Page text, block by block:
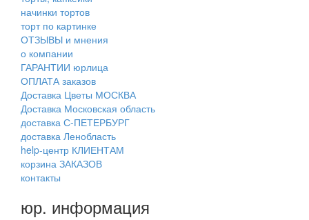
начинки тортов
торт по картинке
ОТЗЫВЫ и мнения
о компании
ГАРАНТИИ юрлица
ОПЛАТА заказов
Доставка Цветы МОСКВА
Доставка Московская область
доставка С-ПЕТЕРБУРГ
доставка Ленобласть
help-центр КЛИЕНТАМ
корзина ЗАКАЗОВ
контакты
юр. информация